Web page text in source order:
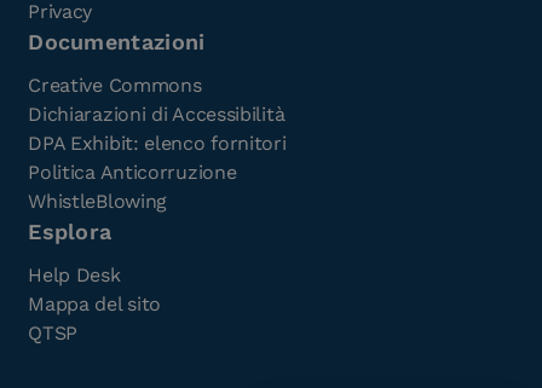
Privacy
Documentazioni
Creative Commons
Dichiarazioni di Accessibilità
DPA Exhibit: elenco fornitori
Politica Anticorruzione
WhistleBlowing
Esplora
Help Desk
Mappa del sito
QTSP